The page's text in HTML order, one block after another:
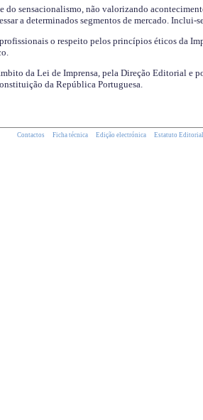
do sensacionalismo, não valorizando
a determinados segmentos de mercado.
o respeito pelos princípios éticos da
da Lei de Imprensa, pela Direção Editorial e
da República Portuguesa.
Contactos Ficha técnica Edição electrónica Estatuto Editorial